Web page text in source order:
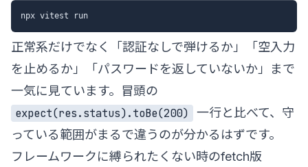
正常系だけでなく「認証なしで弾けるか」「空入力
を止めるか」「パスワードを返していないか」まで
一気に見ています。冒頭の
expect(res.status).toBe(200)
一行と比べて、守
っている範囲がまるで違うのが分かるはずです。
フレームワークに縛られたくない時のfetch版